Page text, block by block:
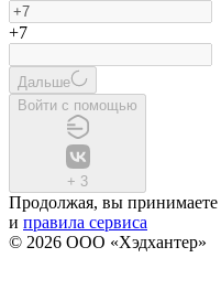
+7
Дальше
Войти с помощью
+ 3
Продолжая, вы принимаете
и правила сервиса
© 2026 ООО «Хэдхантер»